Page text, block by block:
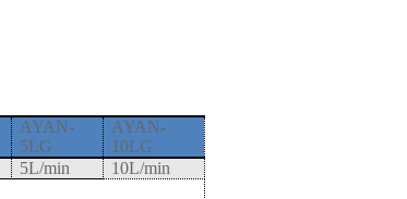
AYAN-
5LG
AYAN-
10LG
5L/min
10L/min